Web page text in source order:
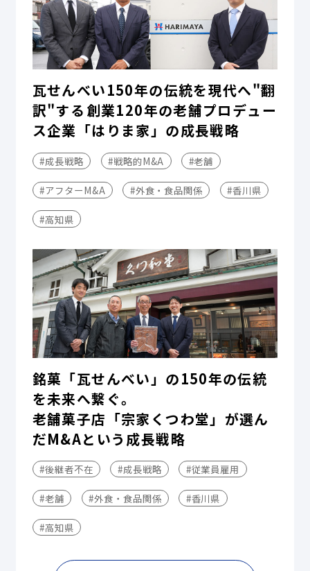
瓦せんべい150年の伝統を現代へ"翻
訳"する――創業120年の老舗プロデュー
ス企業「はりま家」の成長戦略
#成長戦略 #戦略的M&A #老舗
#アフターM&A #外食・食品関係 #香川県
#高知県
銘菓「瓦せんべい」の150年の伝統
を未来へ繋ぐ。
老舗菓子店「宗家くつわ堂」が選ん
だM&Aという成長戦略
#後継者不在 #成長戦略 #従業員雇用
#老舗 #外食・食品関係 #香川県
#高知県